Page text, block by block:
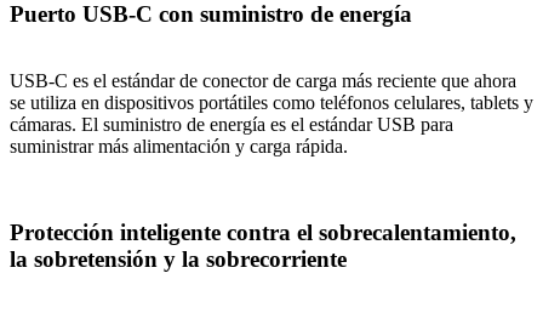
Puerto USB-C con suministro de energía
USB-C es el estándar de conector de carga más reciente que ahora
se utiliza en dispositivos portátiles como teléfonos celulares, tablets y
cámaras. El suministro de energía es el estándar USB para
suministrar más alimentación y carga rápida.
Protección inteligente contra el sobrecalentamiento,
la sobretensión y la sobrecorriente